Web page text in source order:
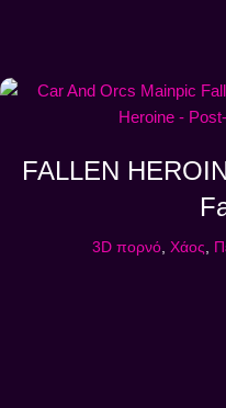
FALLEN
3D πορνό, Χάος,